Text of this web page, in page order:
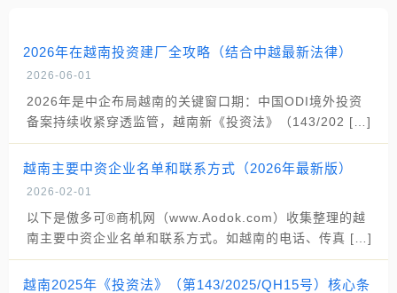
2026年在越南投资建厂全攻略（结合中越最新法律）
2026-06-01
2026年是中企布局越南的关键窗口期：中国ODI境外投资
备案持续收紧穿透监管，越南新《投资法》（143/202 […]
越南主要中资企业名单和联系方式（2026年最新版）
2026-02-01
以下是傲多可®商机网（www.Aodok.com）收集整理的越
南主要中资企业名单和联系方式。如越南的电话、传真 […]
越南2025年《投资法》（第143/2025/QH15号）核心条